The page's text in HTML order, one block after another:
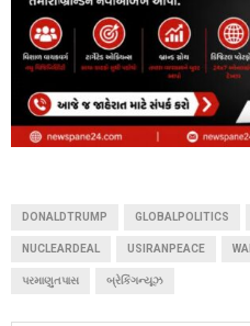
DONALDTRUMP GLOBALPOLITICS
NUCLEARDEAL USIRANPEACE
પરમાણુતપાસ બ્રેકિંગન્યૂઝ